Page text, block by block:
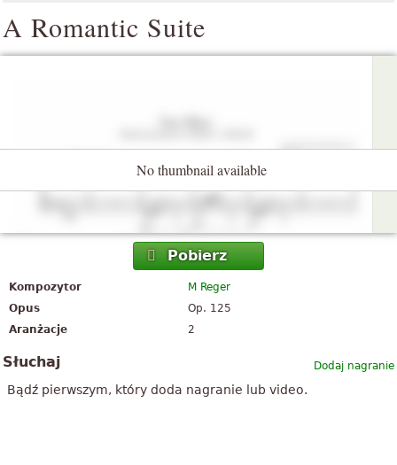
A Romantic Suite
No thumbnail available
Pobierz
Kompozytor
M Reger
Opus
Op. 125
Aranżacje
2
Dodaj nagranie
Słuchaj
Bądź pierwszym, który doda nagranie lub video.